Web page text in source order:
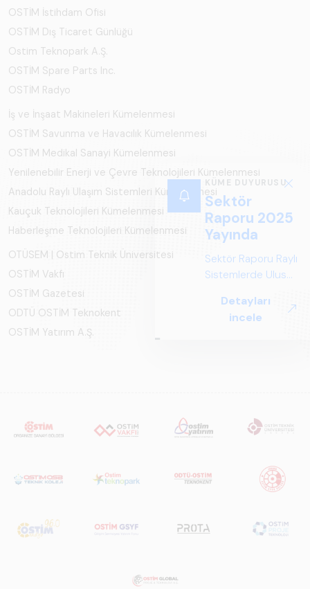
OSTİM İstihdam Ofisi
OSTİM Dış Ticaret Günlüğü
Ostim Teknopark A.Ş.
OSTİM Spare Parts Inc.
OSTİM Radyo
İş ve İnşaat Makineleri Kümelenmesi
OSTİM Savunma ve Havacılık Kümelenmesi
OSTİM Medikal Sanayi Kümelenmesi
Yenilenebilir Enerji ve Çevre Teknolojileri Kümelenmesi
Anadolu Raylı Ulaşım Sistemleri Kümelenmesi
Kauçuk Teknolojileri Kümelenmesi
Haberleşme Teknolojileri Kümelenmesi
OTÜSEM | Ostim Teknik Üniversitesi
OSTİM Vakfı
OSTİM Gazetesi
ODTÜ OSTİM Teknokent
OSTİM Yatırım A.Ş.